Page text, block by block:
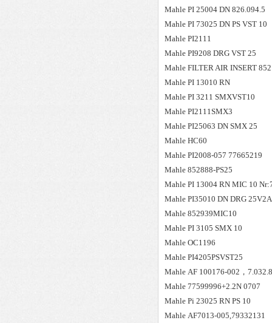
Mahle PI 25004 DN 826.094.5
Mahle PI 73025 DN PS VST 10
Mahle PI2111
Mahle PI9208 DRG VST 25
Mahle FILTER AIR INSERT
Mahle PI 13010 RN
Mahle PI 3211 SMXVST10
Mahle PI2111SMX3
Mahle PI25063 DN SMX 25
Mahle HC60
Mahle PI2008-057 77665219
Mahle 852888-PS25
Mahle PI 13004 RN MIC 10
Mahle PI35010 DN DRG
Mahle 852939MIC10
Mahle PI 3105 SMX 10
Mahle OC1196
Mahle PI4205PSVST25
Mahle AF 100176-002，
Mahle 77599996+2.2N 0707
Mahle Pi 23025 RN PS 10
Mahle AF7013-005,79332131